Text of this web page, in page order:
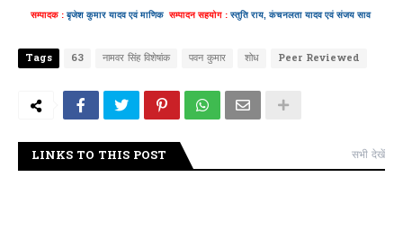
सम्पादक : बृजेश कुमार यादव एवं माणिक सम्पादन सहयोग : स्तुति राय, कंचनलता यादव एवंसंजय साव
Tags 63 नामवर सिंह विशेषांक पवन कुमार शोध Peer Reviewed
LINKS TO THIS POST सभी देखें